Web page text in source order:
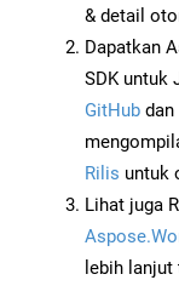
& detail
Dapatkan
SDK untuk
GitHub dan
Rilis untuk
Lihat juga
lebih lanjut